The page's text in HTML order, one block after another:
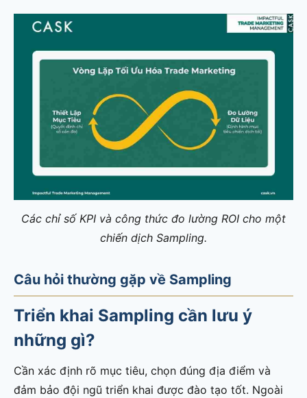
Các chỉ số KPI và công thức đo lường ROI cho một
chiến dịch Sampling.
Câu hỏi thường gặp về Sampling
Triển khai Sampling cần lưu ý
những gì?
Cần xác định rõ mục tiêu, chọn đúng địa điểm và
đảm bảo đội ngũ triển khai được đào tạo tốt. Ngoài